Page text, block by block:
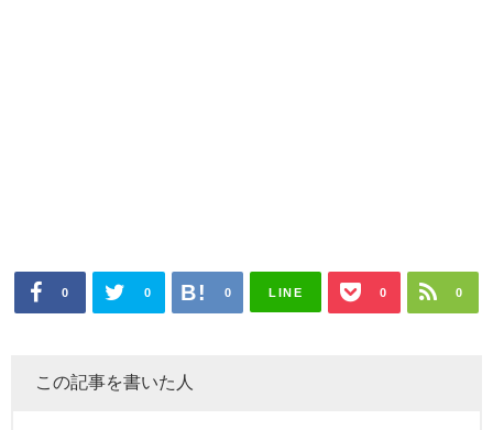
0 0 0 LINE 0 0
この記事を書いた人